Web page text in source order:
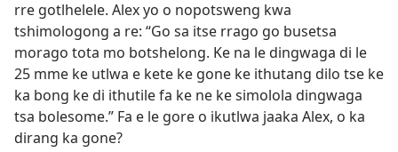
rre gotlhelele. Alex yo o nopotsweng kwa
tshimologong a re: “Go sa itse rrago go busetsa
morago tota mo botshelong. Ke na le dingwaga di le
25 mme ke utlwa e kete ke gone ke ithutang dilo tse ke
ka bong ke di ithutile fa ke ne ke simolola dingwaga
tsa bolesome.” Fa e le gore o ikutlwa jaaka Alex, o ka
dirang ka gone?